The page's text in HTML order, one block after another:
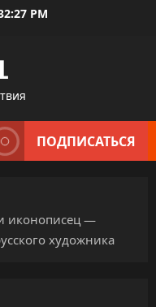
PM
ПОДПИСАТЬСЯ
иконописец —
художника